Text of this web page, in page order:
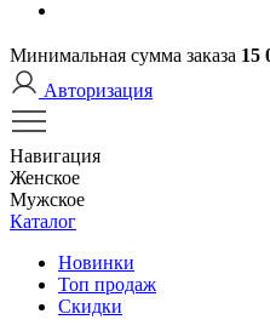
Минимальная сумма заказа 15
Авторизация
Навигация
Женское
Мужское
Каталог
Новинки
Топ продаж
Скидки